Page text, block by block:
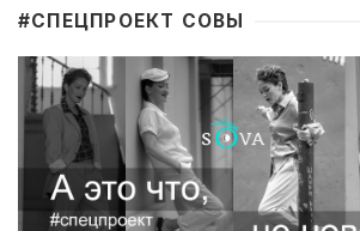
#CПЕЦПРОЕКТ СОВЫ